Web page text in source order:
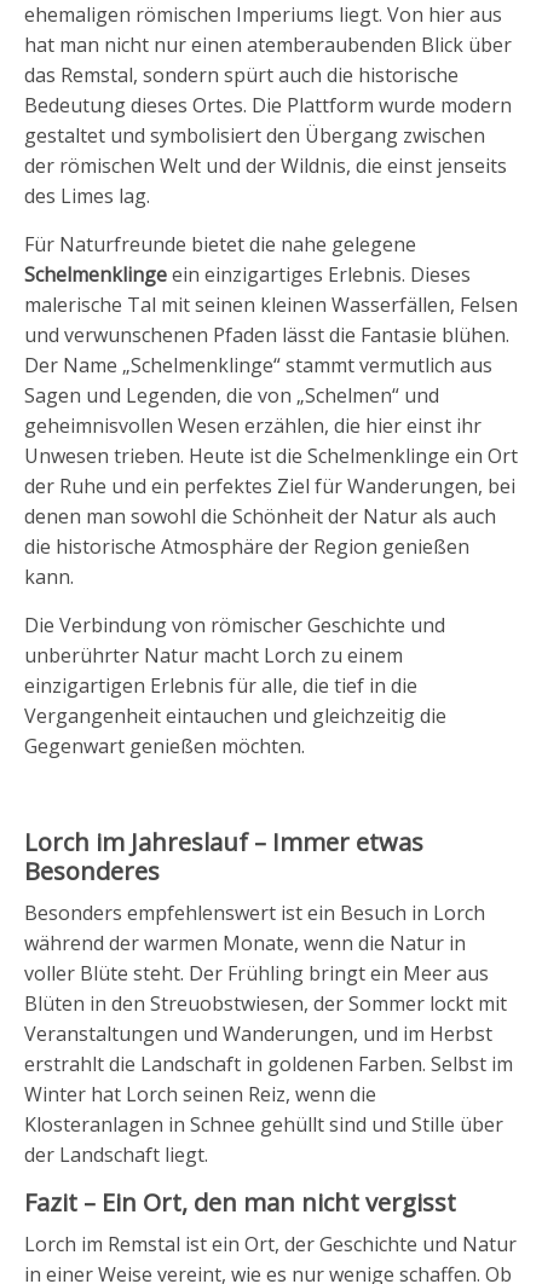
ehemaligen römischen Imperiums liegt. Von hier aus
hat man nicht nur einen atemberaubenden Blick über
das Remstal, sondern spürt auch die historische
Bedeutung dieses Ortes. Die Plattform wurde modern
gestaltet und symbolisiert den Übergang zwischen
der römischen Welt und der Wildnis, die einst jenseits
des Limes lag.
Für Naturfreunde bietet die nahe gelegene
Schelmenklingeein einzigartiges Erlebnis. Dieses
malerische Tal mit seinen kleinen Wasserfällen, Felsen
und verwunschenen Pfaden lässt die Fantasie blühen.
Der Name „Schelmenklinge“ stammt vermutlich aus
Sagen und Legenden, die von „Schelmen“ und
geheimnisvollen Wesen erzählen, die hier einst ihr
Unwesen trieben. Heute ist die Schelmenklinge ein Ort
der Ruhe und ein perfektes Ziel für Wanderungen, bei
denen man sowohl die Schönheit der Natur als auch
die historische Atmosphäre der Region genießen
kann.
Die Verbindung von römischer Geschichte und
unberührter Natur macht Lorch zu einem
einzigartigen Erlebnis für alle, die tief in die
Vergangenheit eintauchen und gleichzeitig die
Gegenwart genießen möchten.
Lorch im Jahreslauf – Immer etwas
Besonderes
Besonders empfehlenswert ist ein Besuch in Lorch
während der warmen Monate, wenn die Natur in
voller Blüte steht. Der Frühling bringt ein Meer aus
Blüten in den Streuobstwiesen, der Sommer lockt mit
Veranstaltungen und Wanderungen, und im Herbst
erstrahlt die Landschaft in goldenen Farben. Selbst im
Winter hat Lorch seinen Reiz, wenn die
Klosteranlagen in Schnee gehüllt sind und Stille über
der Landschaft liegt.
Fazit – Ein Ort, den man nicht vergisst
Lorch im Remstal ist ein Ort, der Geschichte und Natur
in einer Weise vereint, wie es nur wenige schaffen. Ob